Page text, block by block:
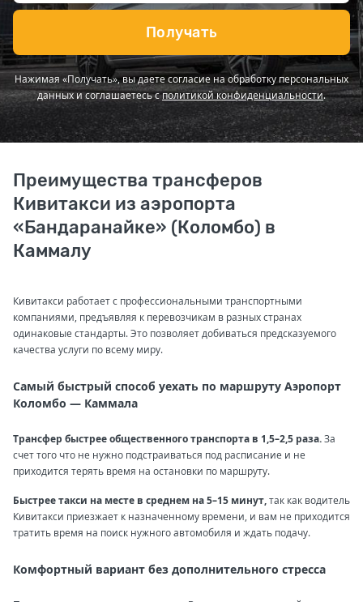
Получать
Нажимая «Получать», вы даете согласие на обработку персональных
данных и соглашаетесь сполитикой конфиденциальности.
Преимущества трансферов
Кивитакси из аэропорта
«Бандаранайке» (Коломбо) в
Каммалу
Кивитакси работает с профессиональными транспортными
компаниями, предъявляя к перевозчикам в разных странах
одинаковые стандарты. Это позволяет добиваться предсказуемого
качества услуги по всему миру.
Самый быстрый способ уехать по маршруту Аэропорт
Коломбо — Каммала
Трансфер быстрее общественного транспорта в 1,5–2,5 раза.За
счет того что не нужно подстраиваться под расписание и не
приходится терять время на остановки по маршруту.
Быстрее такси на месте в среднем на 5–15 минут,так как водитель
Кивитакси приезжает к назначенному времени, и вам не приходится
тратить время на поиск нужного автомобиля и ждать подачу.
Комфортный вариант без дополнительного стресса